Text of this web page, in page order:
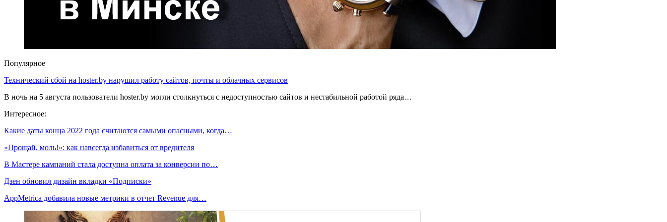
Популярное
Технический сбой на hoster.by нарушил работу сайтов, почты и облачных сервисов
В ночь на 5 августа пользователи hoster.by могли столкнуться с недоступностью сайтов и нестабильной работой ряда…
Интересное:
Какие даты конца 2022 года считаются самыми опасными, когда…
«Прощай, моль!»: как навсегда избавиться от вредителя
В Мастере кампаний стала доступна оплата за конверсии по…
Дзен обновил дизайн вкладки «Подписки»
AppMetrica добавила новые метрики в отчет Revenue для…